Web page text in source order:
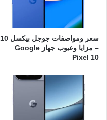
سعر ومواصفات جوجل بيكسل 10
– مزايا وعيوب جهاز Google
Pixel 10